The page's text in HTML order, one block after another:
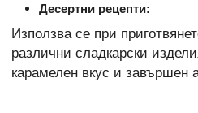
Десертни рецепти:
Използва се при
различни сладкарски
карамелен вкус и завършен